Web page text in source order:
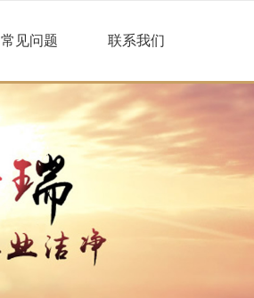
常见问题 联系我们